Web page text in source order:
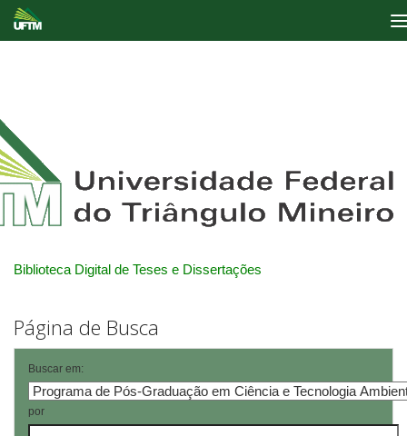
Biblioteca Digital de Teses e Dissertações
Página de Busca
Buscar em:
por